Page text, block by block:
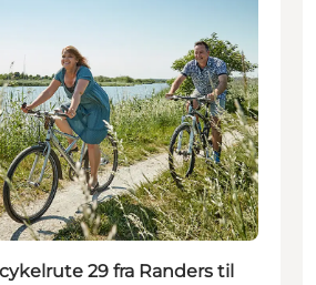
29 fra Randers til